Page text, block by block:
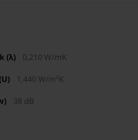
(λ) 0,210 W/mK
1,440 W/m²K
38 dB